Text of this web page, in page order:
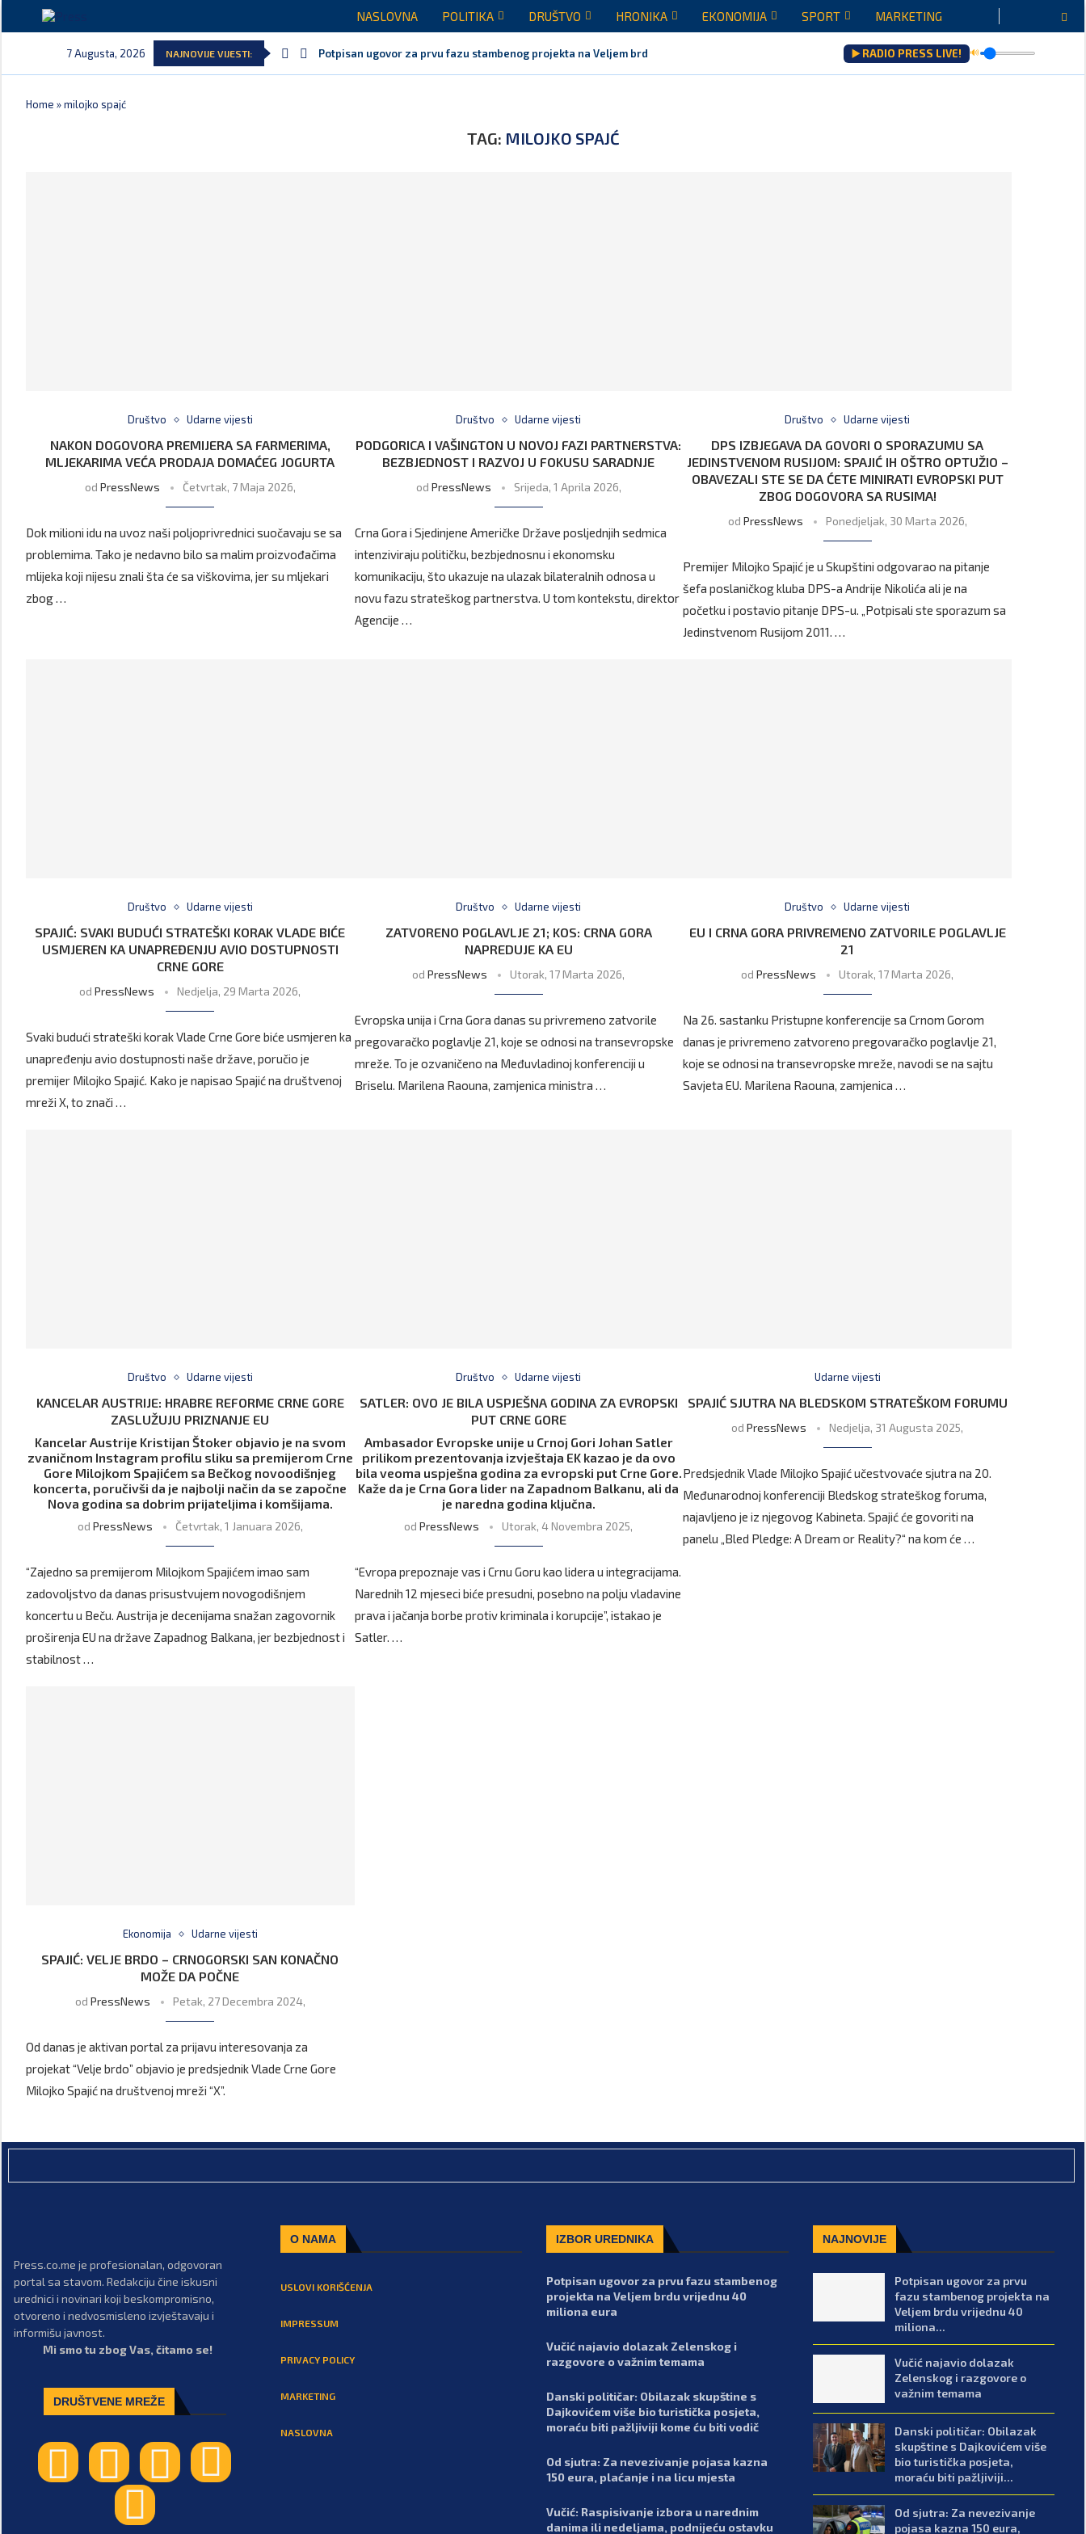
NASLOVNA POLITIKA DRUŠTVO HRONIKA EKONOMIJA SPORT MARKETING
7 Augusta, 2026 NAJNOVIJE VIJESTI: Potpisan ugovor za prvu fazu stambenog projekta na Veljem brdu vrijednu... ▶️ RADIO PRESS LIVE! 🔊
Home »milojko spajć
TAG: MILOJKO SPAJĆ
Društvo Udarne vijesti
NAKON DOGOVORA PREMIJERA SA FARMERIMA,
MLJEKARIMA VEĆA PRODAJA DOMAĆEG JOGURTA
od PressNews Četvrtak, 7 Maja 2026,
Dok milioni idu na uvoz naši poljoprivrednici suočavaju se sa
problemima. Tako je nedavno bilo sa malim proizvođačima
mlijeka koji nijesu znali šta će sa viškovima, jer su mljekari
zbog …
Društvo Udarne vijesti
PODGORICA I VAŠINGTON U NOVOJ FAZI PARTNERSTVA:
BEZBJEDNOST I RAZVOJ U FOKUSU SARADNJE
od PressNews Srijeda, 1 Aprila 2026,
Crna Gora i Sjedinjene Američke Države posljednjih sedmica
intenziviraju političku, bezbjednosnu i ekonomsku
komunikaciju, što ukazuje na ulazak bilateralnih odnosa u
novu fazu strateškog partnerstva. U tom kontekstu, direktor
Agencije …
Društvo Udarne vijesti
DPS IZBJEGAVA DA GOVORI O SPORAZUMU SA
JEDINSTVENOM RUSIJOM: SPAJIĆ IH OŠTRO OPTUŽIO –
OBAVEZALI STE SE DA ĆETE MINIRATI EVROPSKI PUT
ZBOG DOGOVORA SA RUSIMA!
od PressNews Ponedjeljak, 30 Marta 2026,
Premijer Milojko Spajić je u Skupštini odgovarao na pitanje
šefa poslaničkog kluba DPS-a Andrije Nikolića ali je na
početku i postavio pitanje DPS-u. „Potpisali ste sporazum sa
Jedinstvenom Rusijom 2011. …
Društvo Udarne vijesti
SPAJIĆ: SVAKI BUDUĆI STRATEŠKI KORAK VLADE BIĆE
USMJEREN KA UNAPREĐENJU AVIO DOSTUPNOSTI
CRNE GORE
odPressNews Nedjelja, 29 Marta 2026,
Svaki budući strateški korak Vlade Crne Gore biće usmjeren ka
unapređenju avio dostupnosti naše države, poručio je
premijer Milojko Spajić. Kako je napisao Spajić na društvenoj
mreži X, to znači …
Društvo Udarne vijesti
ZATVORENO POGLAVLJE 21; KOS: CRNA GORA
NAPREDUJE KA EU
odPressNews Utorak, 17 Marta 2026,
Evropska unija i Crna Gora danas su privremeno zatvorile
pregovaračko poglavlje 21, koje se odnosi na transevropske
mreže. To je ozvaničeno na Međuvladinoj konferenciji u
Briselu. Marilena Raouna, zamjenica ministra …
Društvo Udarne vijesti
EU I CRNA GORA PRIVREMENO ZATVORILE POGLAVLJE
21
odPressNews Utorak, 17 Marta 2026,
Na 26. sastanku Pristupne konferencije sa Crnom Gorom
danas je privremeno zatvoreno pregovaračko poglavlje 21,
koje se odnosi na transevropske mreže, navodi se na sajtu
Savjeta EU. Marilena Raouna, zamjenica …
Društvo Udarne vijesti
KANCELAR AUSTRIJE: HRABRE REFORME CRNE GORE
ZASLUŽUJU PRIZNANJE EU
Kancelar Austrije Kristijan Štoker objavio je na svom
zvaničnom Instagram profilu sliku sa premijerom Crne
Gore Milojkom Spajićem sa Bečkog novoodišnjeg
koncerta, poručivši da je najbolji način da se započne
Nova godina sa dobrim prijateljima i komšijama.
od PressNews Četvrtak, 1 Januara 2026,
“Zajedno sa premijerom Milojkom Spajićem imao sam
zadovoljstvo da danas prisustvujem novogodišnjem
koncertu u Beču. Austrija je decenijama snažan zagovornik
proširenja EU na države Zapadnog Balkana, jer bezbjednost i
stabilnost …
Društvo Udarne vijesti
SATLER: OVO JE BILA USPJEŠNA GODINA ZA EVROPSKI
PUT CRNE GORE
Ambasador Evropske unije u Crnoj Gori Johan Satler
prilikom prezentovanja izvještaja EK kazao je da ovo
bila veoma uspješna godina za evropski put Crne Gore.
Kaže da je Crna Gora lider na Zapadnom Balkanu, ali da
je naredna godina ključna.
odPressNews Utorak, 4 Novembra 2025,
“Evropa prepoznaje vas i Crnu Goru kao lidera u integracijama.
Narednih 12 mjeseci biće presudni, posebno na polju vladavine
prava i jačanja borbe protiv kriminala i korupcije”, istakao je
Satler. …
Udarne vijesti
SPAJIĆ SJUTRA NA BLEDSKOM STRATEŠKOM FORUMU
odPressNews Nedjelja, 31 Augusta 2025,
Predsjednik Vlade Milojko Spajić učestvovaće sjutra na 20.
Međunarodnoj konferenciji Bledskog strateškog foruma,
najavljeno je iz njegovog Kabineta. Spajić će govoriti na
panelu „Bled Pledge: A Dream or Reality?“ na kom će …
Ekonomija Udarne vijesti
SPAJIĆ: VELJE BRDO – CRNOGORSKI SAN KONAČNO
MOŽE DA POČNE
od PressNews Petak, 27 Decembra 2024,
Od danas je aktivan portal za prijavu interesovanja za
projekat “Velje brdo” objavio je predsjednik Vlade Crne Gore
Milojko Spajić na društvenoj mreži “X”.
Press.co.me je profesionalan, odgovoran
portal sa stavom. Redakciju čine iskusni
urednici i novinari koji beskompromisno,
otvoreno i nedvosmisleno izvještavaju i
informišu javnost.
Mi smo tu zbog Vas, čitamo se!
DRUŠTVENE MREŽE
O NAMA
USLOVI KORIŠĆENJA
IMPRESSUM
PRIVACY POLICY
MARKETING
NASLOVNA
IZBOR UREDNIKA
Potpisan ugovor za prvu fazu stambenog
projekta na Veljem brdu vrijednu 40
miliona eura
Vučić najavio dolazak Zelenskog i
razgovore o važnim temama
Danski političar: Obilazak skupštine s
Dajkovićem više bio turistička posjeta,
moraću biti pažljiviji kome ću biti vodič
Od sjutra: Za nevezivanje pojasa kazna
150 eura, plaćanje i na licu mjesta
Vučić: Raspisivanje izbora u narednim
danima ili nedeljama, podnijeću ostavku
NAJNOVIJE
Potpisan ugovor za prvu
fazu stambenog projekta na
Veljem brdu vrijednu 40
miliona...
Vučić najavio dolazak
Zelenskog i razgovore o
važnim temama
Danski političar: Obilazak
skupštine s Dajkovićem više
bio turistička posjeta,
moraću biti pažljiviji...
Od sjutra: Za nevezivanje
pojasa kazna 150 eura,